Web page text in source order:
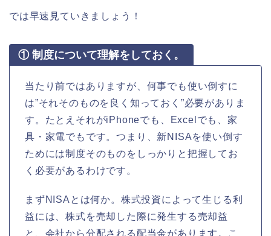
では早速見ていきましょう！
① 制度について理解をしておく。
当たり前ではありますが、何事でも使い倒すに
は”それそのものを良く知っておく”必要がありま
す。たとえそれがiPhoneでも、Excelでも、家
具・家電でもです。つまり、新NISAを使い倒す
ためには制度そのものをしっかりと把握してお
く必要があるわけです。
まずNISAとは何か。株式投資によって生じる利
益には、株式を売却した際に発生する売却益
と、会社から分配される配当金があります。こ